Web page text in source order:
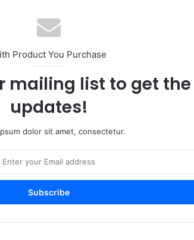
Product You Purchase
mailing list to get
updates!
dolor sit amet, consectetur.